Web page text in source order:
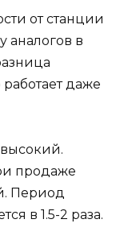
от станции
аналогов в
даже
продаже
Период
в 1.5-2 раза.